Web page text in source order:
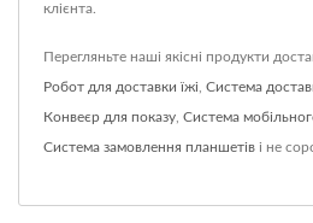
клієнта.
Перегляньте наші якісні продукти
Робот для доставки їжі, Система
Конвеєр для показу, Система
Система замовлення планшетів і не